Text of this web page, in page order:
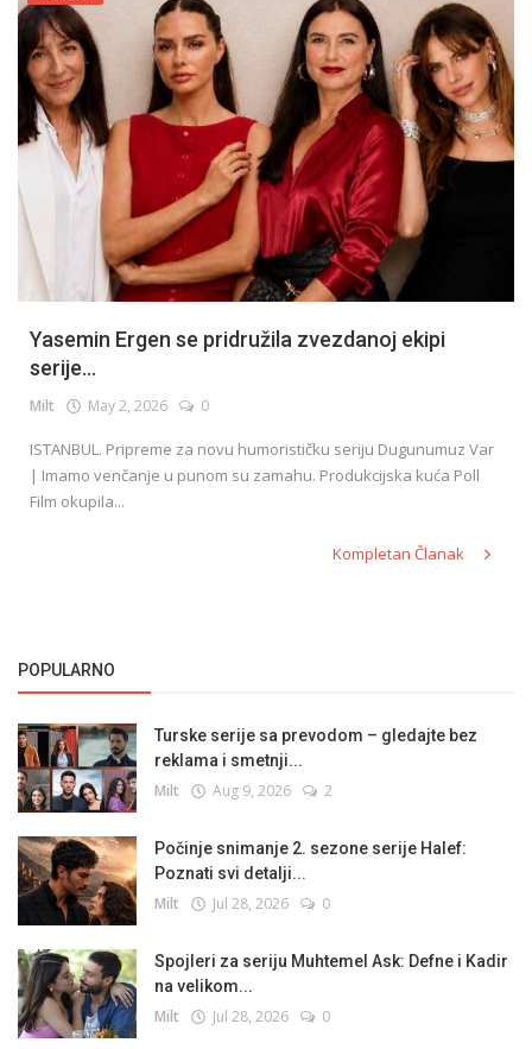
Yasemin Ergen se pridružila zvezdanoj ekipi
serije...
Milt May 2, 2026 0
ISTANBUL. Pripreme za novu humorističku seriju Dugunumuz Var
| Imamo venčanje u punom su zamahu. Produkcijska kuća Poll
Film okupila...
Kompletan Članak
POPULARNO
Turske serije sa prevodom – gledajte bez
reklama i smetnji...
Milt Aug 9, 2026 2
Počinje snimanje 2. sezone serije Halef:
Poznati svi detalji...
Milt Jul 28, 2026 0
Spojleri za seriju Muhtemel Ask: Defne i Kadir
na velikom...
Milt Jul 28, 2026 0